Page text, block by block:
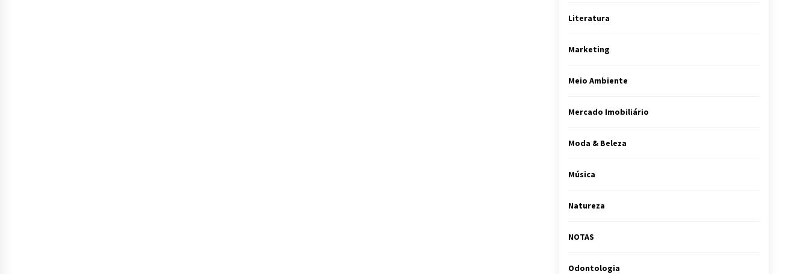
Literatura
Marketing
Meio Ambiente
Mercado Imobiliário
Moda & Beleza
Música
Natureza
NOTAS
Odontologia